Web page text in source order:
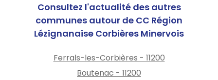
Consultez l'actualité des autres
communes autour de CC Région
Lézignanaise Corbières Minervois
Ferrals-les-Corbières - 11200
Boutenac - 11200